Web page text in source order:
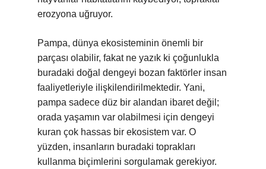
erozyona uğruyor.
Pampa, dünya ekosisteminin önemli bir
parçası olabilir, fakat ne yazık ki çoğunlukla
buradaki doğal dengeyi bozan faktörler insan
faaliyetleriyle ilişkilendirilmektedir. Yani,
pampa sadece düz bir alandan ibaret değil;
orada yaşamın var olabilmesi için dengeyi
kuran çok hassas bir ekosistem var. O
yüzden, insanların buradaki toprakları
kullanma biçimlerini sorgulamak gerekiyor.